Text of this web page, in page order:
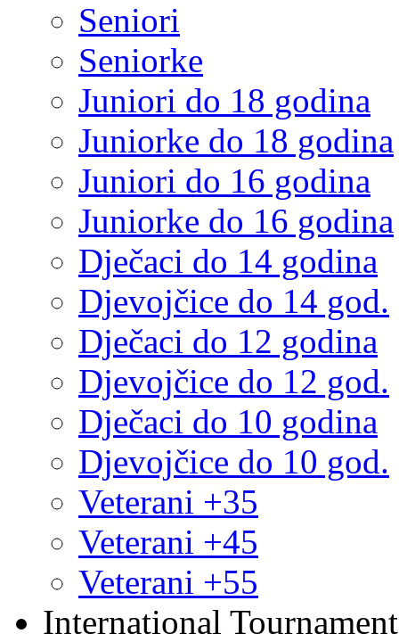
Seniori
Seniorke
Juniori do 18 godina
Juniorke do 18 godina
Juniori do 16 godina
Juniorke do 16 godina
Dječaci do 14 godina
Djevojčice do 14 god.
Dječaci do 12 godina
Djevojčice do 12 god.
Dječaci do 10 godina
Djevojčice do 10 god.
Veterani +35
Veterani +45
Veterani +55
International